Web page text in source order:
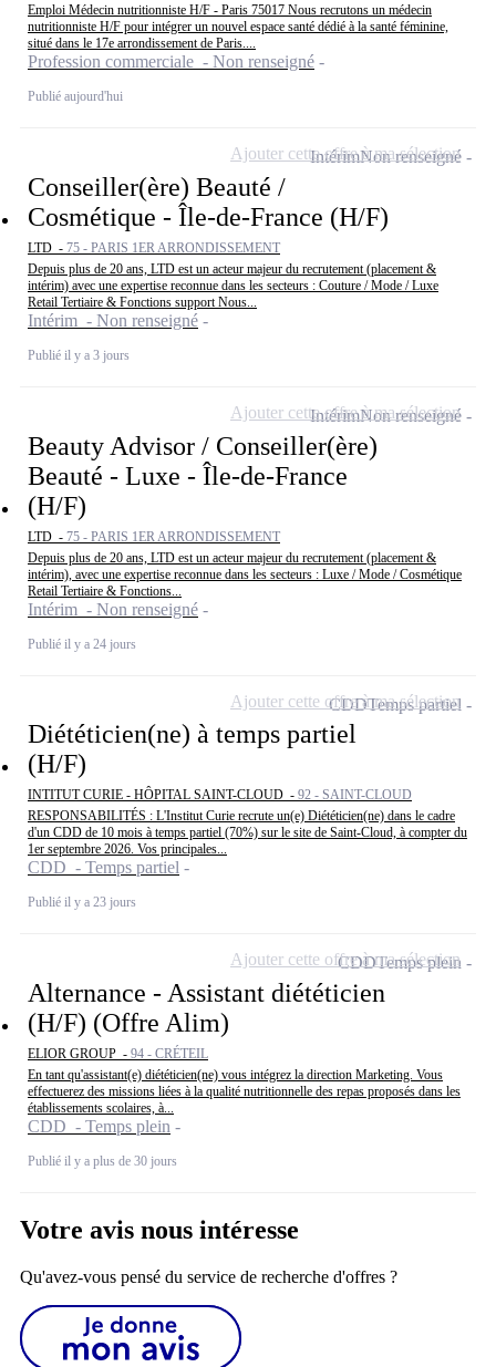
Emploi Médecin nutritionniste H/F - Paris 75017 Nous recrutons un médecin
nutritionniste H/F pour intégrer un nouvel espace santé dédié à la santé féminine,
situé dans le 17e arrondissement de Paris....
Profession commerciale - Non renseigné
Publié aujourd'hui
Conseiller(ère) Beauté /
Cosmétique - Île-de-France (H/F)
LTD - 75 - PARIS 1ER ARRONDISSEMENT
Depuis plus de 20 ans, LTD est un acteur majeur du recrutement (placement &
intérim) avec une expertise reconnue dans les secteurs : Couture / Mode / Luxe
Retail Tertiaire & Fonctions support Nous...
Intérim - Non renseigné
Publié il y a 3 jours
IntérimNon renseigné
Ajouter cette offre à ma sélection
Beauty Advisor / Conseiller(ère)
Beauté - Luxe - Île-de-France
(H/F)
LTD - 75 - PARIS 1ER ARRONDISSEMENT
Depuis plus de 20 ans, LTD est un acteur majeur du recrutement (placement &
intérim), avec une expertise reconnue dans les secteurs : Luxe / Mode / Cosmétique
Retail Tertiaire & Fonctions...
Intérim - Non renseigné
Publié il y a 24 jours
IntérimNon renseigné
Ajouter cette offre à ma sélection
Diététicien(ne) à temps partiel
(H/F)
INTITUT CURIE - HÔPITAL SAINT-CLOUD - 92 - SAINT-CLOUD
RESPONSABILITÉS : L'Institut Curie recrute un(e) Diététicien(ne) dans le cadre
d'un CDD de 10 mois à temps partiel (70%) sur le site de Saint-Cloud, à compter du
1er septembre 2026. Vos principales...
CDD - Temps partiel
Publié il y a 23 jours
CDDTemps partiel
Ajouter cette offre à ma sélection
Alternance - Assistant diététicien
(H/F) (Offre Alim)
ELIOR GROUP - 94 - CRÉTEIL
En tant qu'assistant(e) diététicien(ne) vous intégrez la direction Marketing. Vous
effectuerez des missions liées à la qualité nutritionnelle des repas proposés dans les
établissements scolaires, à...
CDD - Temps plein
Publié il y a plus de 30 jours
CDDTemps plein
Ajouter cette offre à ma sélection
Votre avis nous intéresse
Qu'avez-vous pensé du service de recherche d'offres ?